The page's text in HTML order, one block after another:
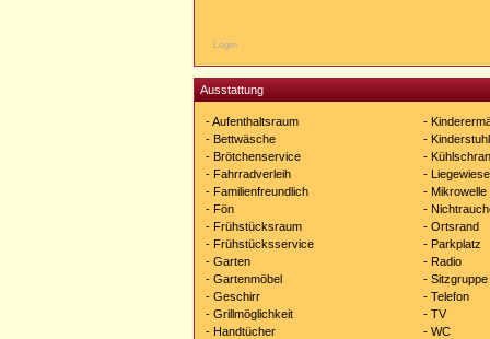
Login
Ausstattung
- Aufenthaltsraum
- Bettwäsche
- Brötchenservice
- Fahrradverleih
- Familienfreundlich
- Fön
- Frühstücksraum
- Frühstücksservice
- Garten
- Gartenmöbel
- Geschirr
- Grillmöglichkeit
- Handtücher
-
- Kinderstuhl
-
- Liegewiese
- Mikrowelle
-
- Ortsrand
- Parkplatz
- Radio
- Sitzgruppe
- Telefon
- TV
- WC